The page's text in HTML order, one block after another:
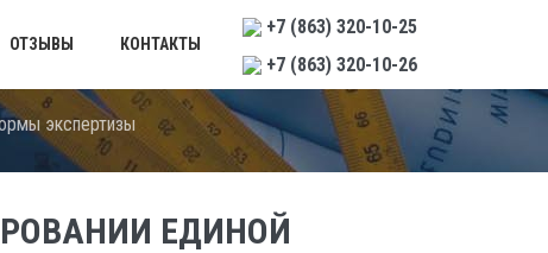
+7 (863) 320-10-25
+7 (863) 320-10-26
ОТЗЫВЫ КОНТАКТЫ
экспертизы
ЕДИНОЙ